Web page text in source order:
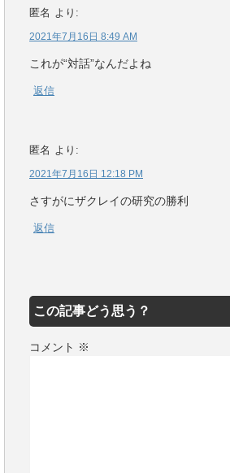
匿名 より:
2021年7月16日 8:49 AM
これが“対話”なんだよね
返信
匿名 より:
2021年7月16日 12:18 PM
さすがにザクレイの研究の勝利
返信
この記事どう思う？
コメント ※